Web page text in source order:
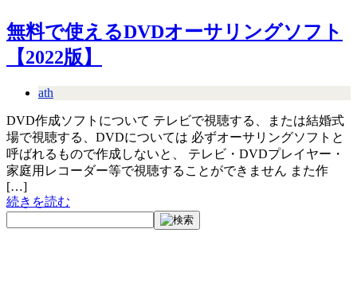
無料で使えるDVDオーサリングソフト
【2022版】
ath
DVD作成ソフトについて テレビで視聴する、または結婚式
場で視聴する、DVDについては 必ずオーサリングソフトと
呼ばれるもので作成しないと、 テレビ・DVDプレイヤー・
家庭用レコーダー等で視聴することができません また作
[…]
続きを読む